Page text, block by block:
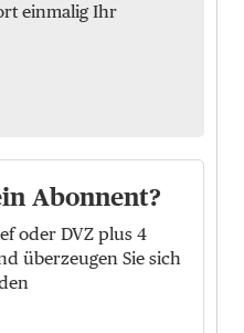
einmalig Ihr
Abonnent?
oder DVZ plus 4
überzeugen Sie sich